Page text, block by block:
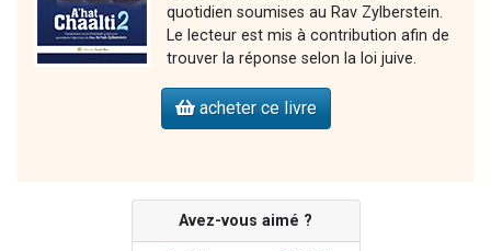
quotidien soumises au Rav Zylberstein.
Le lecteur est mis à contribution afin de
trouver la réponse selon la loi juive.
acheter ce livre
Avez-vous aimé ?